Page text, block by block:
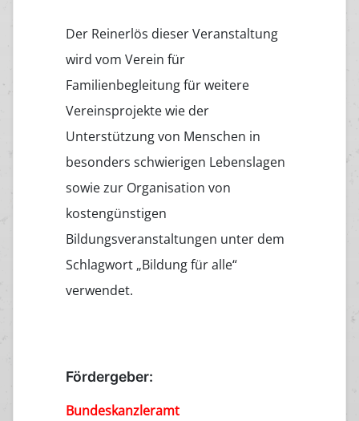
Der Reinerlös dieser Veranstaltung
wird vom Verein für
Familienbegleitung für weitere
Vereinsprojekte wie der
Unterstützung von Menschen in
besonders schwierigen Lebenslagen
sowie zur Organisation von
kostengünstigen
Bildungsveranstaltungen unter dem
Schlagwort „Bildung für alle“
verwendet.
Fördergeber:
Bundeskanzleramt